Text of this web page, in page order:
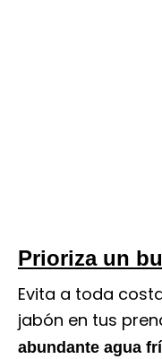
Prioriza un
Evita a toda
jabón en tus
abundante agua